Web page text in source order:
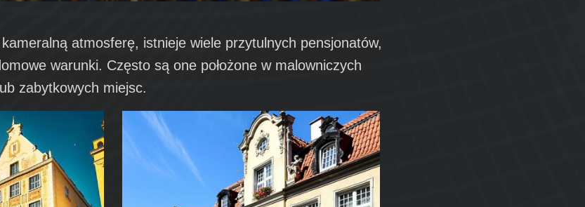
atmosferę, istnieje wiele przytulnych pensjonatów,
warunki. Często są one położone w malowniczych
zabytkowych miejsc.